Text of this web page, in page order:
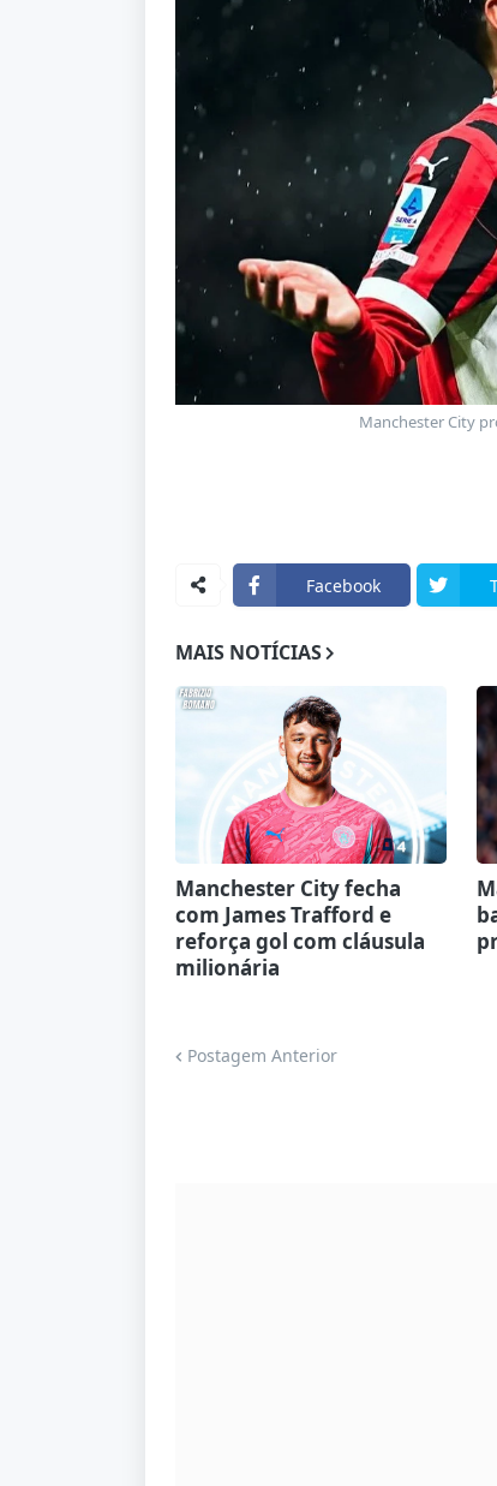
Manchester City
Facebook
MAIS NOTÍCIAS
Manchester City fecha
com James Trafford e
reforça gol com cláusula
milionária
Postagem Anterior